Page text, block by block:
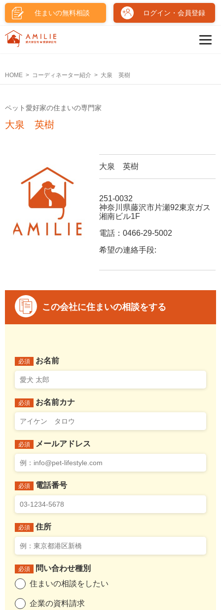
住まいの無料相談 ログイン・会員登録
HOME コーディネーター紹介 大泉 英樹
ペット愛好家の住まいの専門家
大泉 英樹
大泉 英樹
251-0032
神奈川県藤沢市片瀬92東京ガス
湘南ビル1F
電話：0466-29-5002
希望の連絡手段:
この会社に住まいの相談をする
必須 お名前
必須 お名前カナ
必須 メールアドレス
必須 電話番号
必須 住所
必須
問い合わせ種別
住まいの相談をしたい
企業の資料請求